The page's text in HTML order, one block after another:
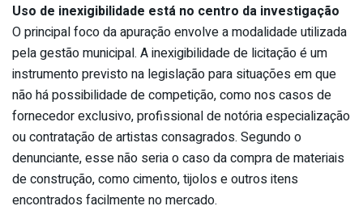
Uso de inexigibilidade está no centro da investigação
O principal foco da apuração envolve a modalidade utilizada
pela gestão municipal. A inexigibilidade de licitação é um
instrumento previsto na legislação para situações em que
não há possibilidade de competição, como nos casos de
fornecedor exclusivo, profissional de notória especialização
ou contratação de artistas consagrados. Segundo o
denunciante, esse não seria o caso da compra de materiais
de construção, como cimento, tijolos e outros itens
encontrados facilmente no mercado.